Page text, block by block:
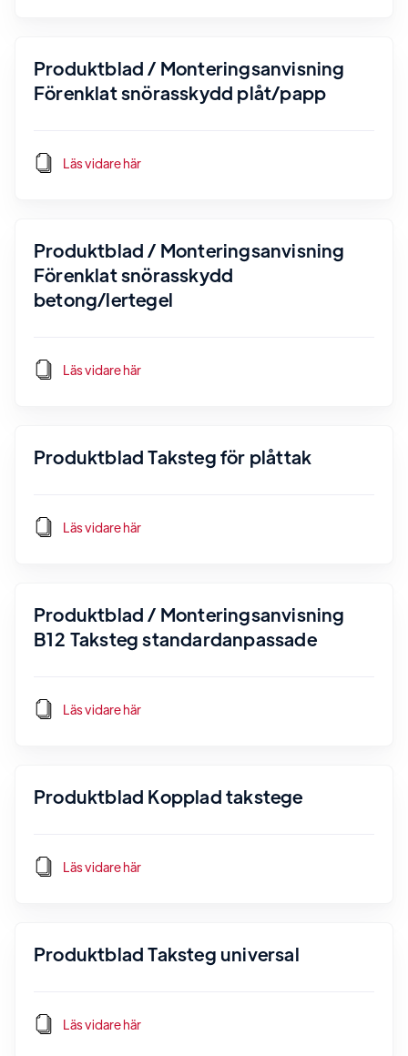
Produktblad / Monteringsanvisning
Förenklat snörasskydd plåt/papp
Läs vidare här
Produktblad / Monteringsanvisning
Förenklat snörasskydd
betong/lertegel
Läs vidare här
Produktblad Taksteg för plåttak
Läs vidare här
Produktblad / Monteringsanvisning
B12 Taksteg standardanpassade
Läs vidare här
Produktblad Kopplad takstege
Läs vidare här
Produktblad Taksteg universal
Läs vidare här